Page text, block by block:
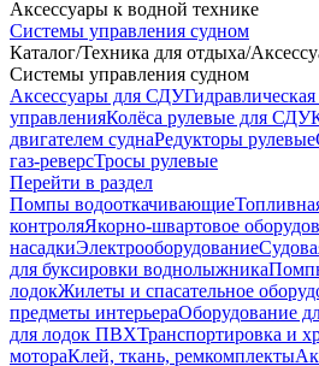
Аксессуары к водной технике
Системы управления судном
Каталог/Техника для отдыха/
Системы управления судном
Аксессуары для СДУГидравлическая
управленияКолёса рулевые для СДУ
двигателем суднаРедукторы рулевые
газ-реверсТросы рулевые
Перейти в раздел
Помпы водооткачивающие
контроляЯкорно-швартовое
насадкиЭлектрооборудование
для буксировки воднолыжника
лодокЖилеты и спасательное
предметы интерьераОборудование
для лодок ПВХТранспортировка и
мотораКлей, ткань, ремкомплекты